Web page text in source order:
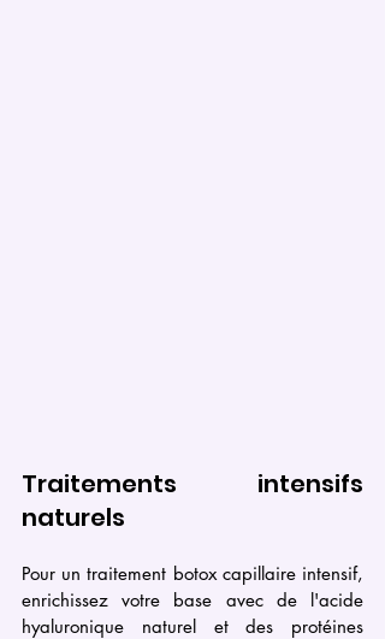
Traitements intensifs
naturels
Pour un traitement botox capillaire intensif,
enrichissez votre base avec de l'acide
hyaluronique naturel et des protéines